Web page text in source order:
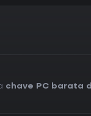
chave PC barata